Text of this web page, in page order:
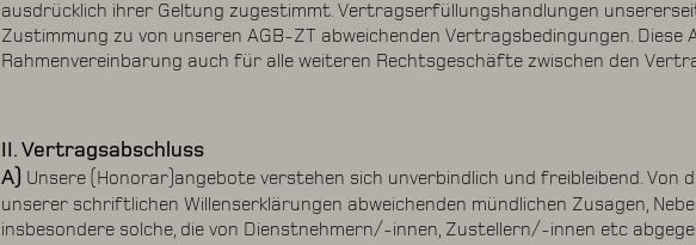
ausdrücklich ihrer Geltung zugestimmt. Vertragserfüllungshandlungen
Zustimmung zu von unseren AGB-ZT abweichenden Vertragsbedingungen. Diese
Rahmenvereinbarung auch für alle weiteren Rechtsgeschäfte zwischen den
II. Vertragsabschluss
A) Unsere (Honorar)angebote verstehen sich unverbindlich und freibleibend. Von
unserer schriftlichen Willenserklärungen abweichenden mündlichen Zusagen,
insbesondere solche, die von Dienstnehmern/-innen, Zustellern/-innen etc